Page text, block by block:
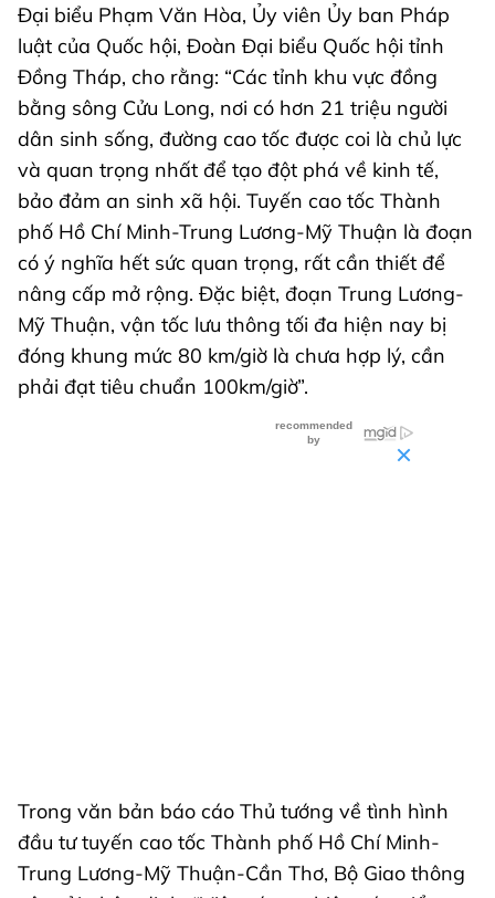
Đại biểu Phạm Văn Hòa, Ủy viên Ủy ban Pháp
luật của Quốc hội, Đoàn Đại biểu Quốc hội tỉnh
Đồng Tháp, cho rằng: “Các tỉnh khu vực đồng
bằng sông Cửu Long, nơi có hơn 21 triệu người
dân sinh sống, đường cao tốc được coi là chủ lực
và quan trọng nhất để tạo đột phá về kinh tế,
bảo đảm an sinh xã hội. Tuyến cao tốc Thành
phố Hồ Chí Minh-Trung Lương-Mỹ Thuận là đoạn
có ý nghĩa hết sức quan trọng, rất cần thiết để
nâng cấp mở rộng. Đặc biệt, đoạn Trung Lương-
Mỹ Thuận, vận tốc lưu thông tối đa hiện nay bị
đóng khung mức 80 km/giờ là chưa hợp lý, cần
phải đạt tiêu chuẩn 100km/giờ”.
Trong văn bản báo cáo Thủ tướng về tình hình
đầu tư tuyến cao tốc Thành phố Hồ Chí Minh-
Trung Lương-Mỹ Thuận-Cần Thơ, Bộ Giao thông